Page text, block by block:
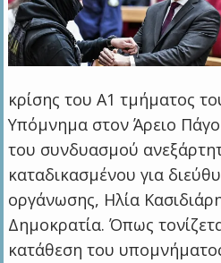
κρίσης του Α1 τμήματος
Υπόμνημα στον Άρειο
του συνδυασμού
καταδικασμένου για
οργάνωσης, Ηλία
Δημοκρατία. Όπως
κατάθεση του